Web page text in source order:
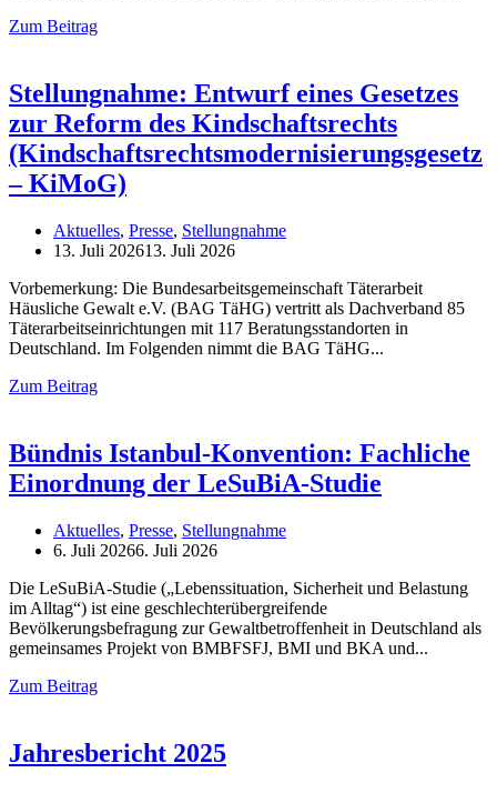
Zum Beitrag
Stellungnahme: Entwurf eines Gesetzes
zur Reform des Kindschaftsrechts
(Kindschaftsrechtsmodernisierungsgesetz
– KiMoG)
Aktuelles, Presse, Stellungnahme
13. Juli 202613. Juli 2026
Vorbemerkung: Die Bundesarbeitsgemeinschaft Täterarbeit
Häusliche Gewalt e.V. (BAG TäHG) vertritt als Dachverband 85
Täterarbeitseinrichtungen mit 117 Beratungsstandorten in
Deutschland. Im Folgenden nimmt die BAG TäHG
Zum Beitrag
Bündnis Istanbul-Konvention: Fachliche
Einordnung der LeSuBiA-Studie
Aktuelles, Presse, Stellungnahme
6. Juli 20266. Juli 2026
Die LeSuBiA-Studie („Lebenssituation, Sicherheit und Belastung
im Alltag“) ist eine geschlechterübergreifende
Bevölkerungsbefragung zur Gewaltbetroffenheit in Deutschland als
gemeinsames Projekt von BMBFSFJ, BMI und BKA und
Zum Beitrag
Jahresbericht 2025